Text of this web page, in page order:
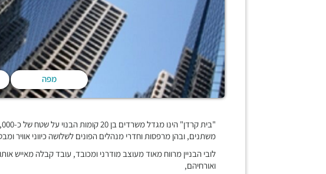
מפה
משתנים, ובהן מרפסות וחדרי מנהלים הפונים לשלושה כיווני אוויר
לובי הבניין מרווח מאוד מעוצב מודרני ומכובד, עובד קבלה מאייש
ואורחיהם,